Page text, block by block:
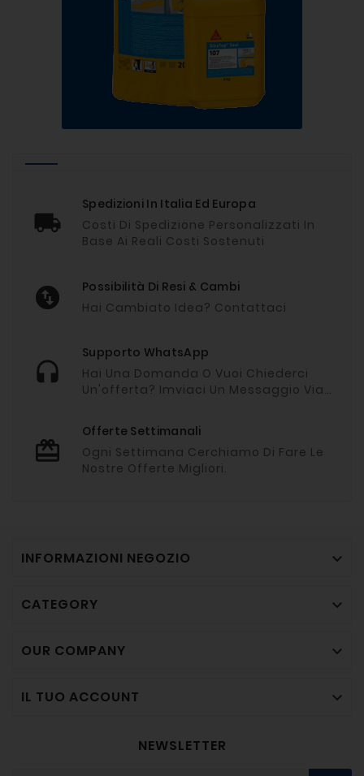
Spedizioni In Italia Ed Europa
Costi Di Spedizione Personalizzati In
Base Ai Reali Costi Sostenuti
Possibilità Di Resi & Cambi
Hai Cambiato Idea? Contattaci
Supporto WhatsApp
Hai Una Domanda O Vuoi Chiederci
Un'offerta? Imviaci Un Messaggio Via
Offerte Settimanali
Ogni Settimana Cerchiamo Di Fare Le
Nostre Offerte Migliori.
INFORMAZIONI NEGOZIO 
CATEGORY 
OUR COMPANY 
IL TUO ACCOUNT 
NEWSLETTER